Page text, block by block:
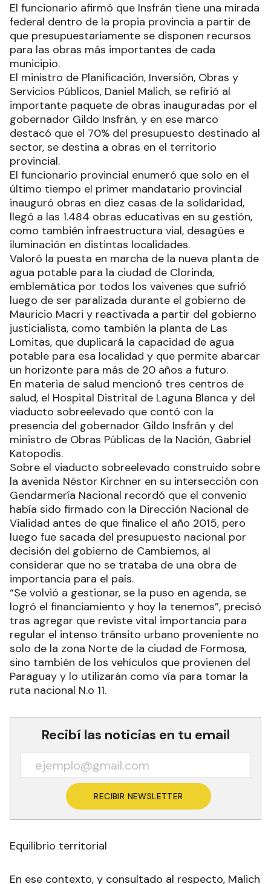
El funcionario afirmó que Insfrán tiene una mirada
federal dentro de la propia provincia a partir de
que presupuestariamente se disponen recursos
para las obras más importantes de cada
municipio.
El ministro de Planificación, Inversión, Obras y
Servicios Públicos, Daniel Malich, se refirió al
importante paquete de obras inauguradas por el
gobernador Gildo Insfrán, y en ese marco
destacó que el 70% del presupuesto destinado al
sector, se destina a obras en el territorio
provincial.
El funcionario provincial enumeró que solo en el
último tiempo el primer mandatario provincial
inauguró obras en diez casas de la solidaridad,
llegó a las 1.484 obras educativas en su gestión,
como también infraestructura vial, desagües e
iluminación en distintas localidades.
Valoró la puesta en marcha de la nueva planta de
agua potable para la ciudad de Clorinda,
emblemática por todos los vaivenes que sufrió
luego de ser paralizada durante el gobierno de
Mauricio Macri y reactivada a partir del gobierno
justicialista, como también la planta de Las
Lomitas, que duplicará la capacidad de agua
potable para esa localidad y que permite abarcar
un horizonte para más de 20 años a futuro.
En materia de salud mencionó tres centros de
salud, el Hospital Distrital de Laguna Blanca y del
viaducto sobreelevado que contó con la
presencia del gobernador Gildo Insfrán y del
ministro de Obras Públicas de la Nación, Gabriel
Katopodis.
Sobre el viaducto sobreelevado construido sobre
la avenida Néstor Kirchner en su intersección con
Gendarmería Nacional recordó que el convenio
había sido firmado con la Dirección Nacional de
Vialidad antes de que finalice el año 2015, pero
luego fue sacada del presupuesto nacional por
decisión del gobierno de Cambiemos, al
considerar que no se trataba de una obra de
importancia para el país.
“Se volvió a gestionar, se la puso en agenda, se
logró el financiamiento y hoy la tenemos”, precisó
tras agregar que reviste vital importancia para
regular el intenso tránsito urbano proveniente no
solo de la zona Norte de la ciudad de Formosa,
sino también de los vehículos que provienen del
Paraguay y lo utilizarán como vía para tomar la
ruta nacional N.o 11.
Recibí las noticias en tu email
RECIBIR NEWSLETTER
Equilibrio territorial
En ese contexto, y consultado al respecto, Malich